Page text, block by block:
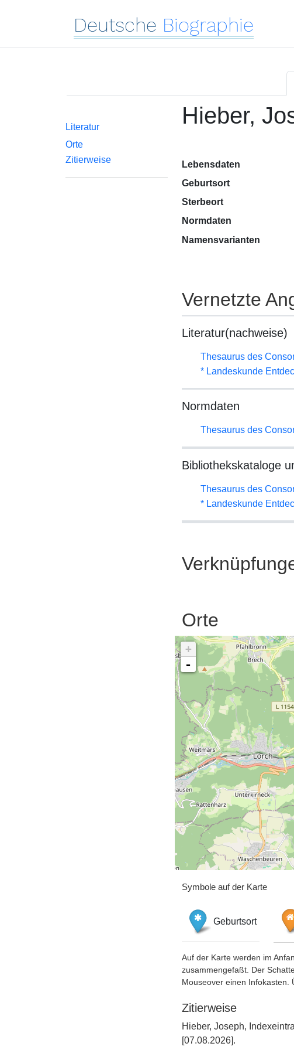
Deutsche Biographie
Literatur
Orte
Zitierweise
Hieber,
Lebensdaten
Geburtsort
Sterbeort
Normdaten
Namensvarianten
Vernetzte
Literatur(nachweise)
Thesaurus des
* Landeskunde
Normdaten
Thesaurus des
Bibliothekskataloge
Thesaurus des
* Landeskunde
Orte
+
-
Symbole auf der Karte
Geburtsort
Auf der Karte werden im
zusammengefaßt. Der
Mouseover einen Infokasten.
Zitierweise
Hieber, Joseph,
[07.08.2026].